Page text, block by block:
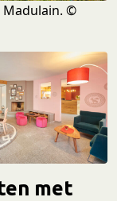
Madulain. ©
met